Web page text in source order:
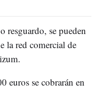
resguardo, se pueden
la red comercial de
euros se cobrarán en